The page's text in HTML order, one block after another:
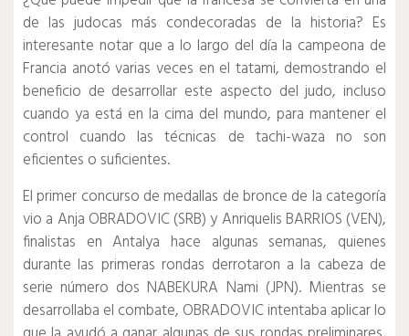
de las judocas más condecoradas de la historia? Es
interesante notar que a lo largo del día la campeona de
Francia anotó varias veces en el tatami, demostrando el
beneficio de desarrollar este aspecto del judo, incluso
cuando ya está en la cima del mundo, para mantener el
control cuando las técnicas de tachi-waza no son
eficientes o suficientes.
El primer concurso de medallas de bronce de la categoría
vio a Anja OBRADOVIC (SRB) y Anriquelis BARRIOS (VEN),
finalistas en Antalya hace algunas semanas, quienes
durante las primeras rondas derrotaron a la cabeza de
serie número dos NABEKURA Nami (JPN). Mientras se
desarrollaba el combate, OBRADOVIC intentaba aplicar lo